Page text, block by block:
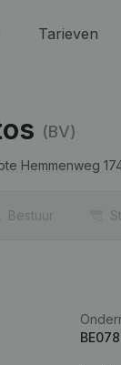
Tarieven
(BV)
Hemmenweg
Bestuur